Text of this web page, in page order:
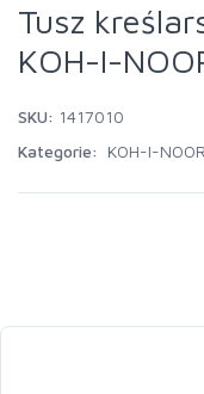
Tusz
KOH-I-
SKU: 1417010
Kategorie:
KOH-I-NOOR